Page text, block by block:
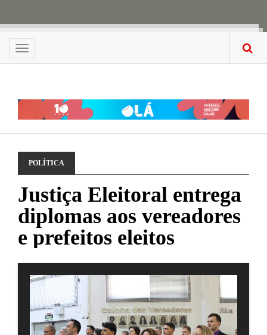
Menu
POLÍTICA
Justiça Eleitoral entrega
diplomas aos vereadores
e prefeitos eleitos